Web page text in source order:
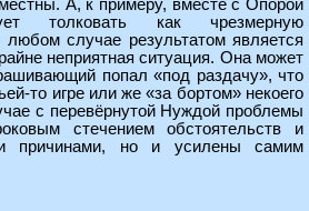
А, к примеру, вместе с Опорой
толковать как чрезмерную
случае результатом является
неприятная ситуация. Она может
попал «под раздачу», что
то игре или же «за бортом» некоего
с перевёрнутой Нуждой проблемы
стечением обстоятельств и
причинами, но и усилены самим